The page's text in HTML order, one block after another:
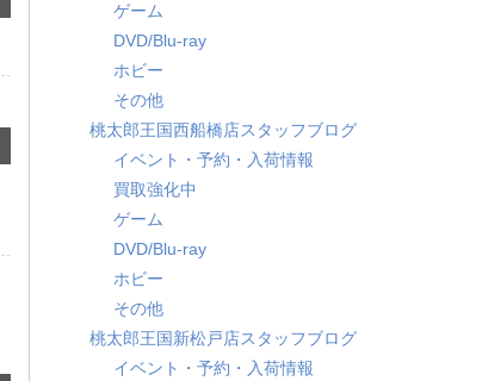
ゲーム
DVD/Blu-ray
ホビー
その他
桃太郎王国西船橋店スタッフブログ
イベント・予約・入荷情報
買取強化中
ゲーム
DVD/Blu-ray
ホビー
その他
桃太郎王国新松戸店スタッフブログ
イベント・予約・入荷情報